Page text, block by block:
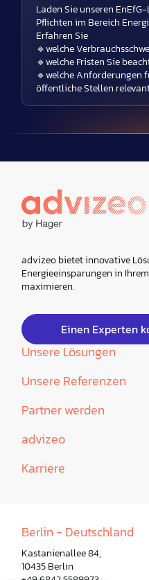
Laden Sie unseren
Pflichten im Bereich
Erfahren Sie
🔹welche
🔹welche Fristen Sie
🔹welche Anforderungen
öffentliche Stellen
advizeo bietet innovative
Energieeinsparungen in
maximieren.
Einen Experten
Unsere Lösungen
Unsere Referenzen
Partner werden
advizeo
Karriere
Berlin - Deutschland
Kastanienallee 84,
10435 Berlin